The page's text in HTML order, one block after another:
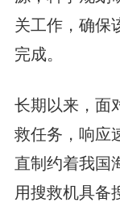
关工作，确保
完成。
长期以来，面
救任务，响应
直制约着我国
用搜救机具备